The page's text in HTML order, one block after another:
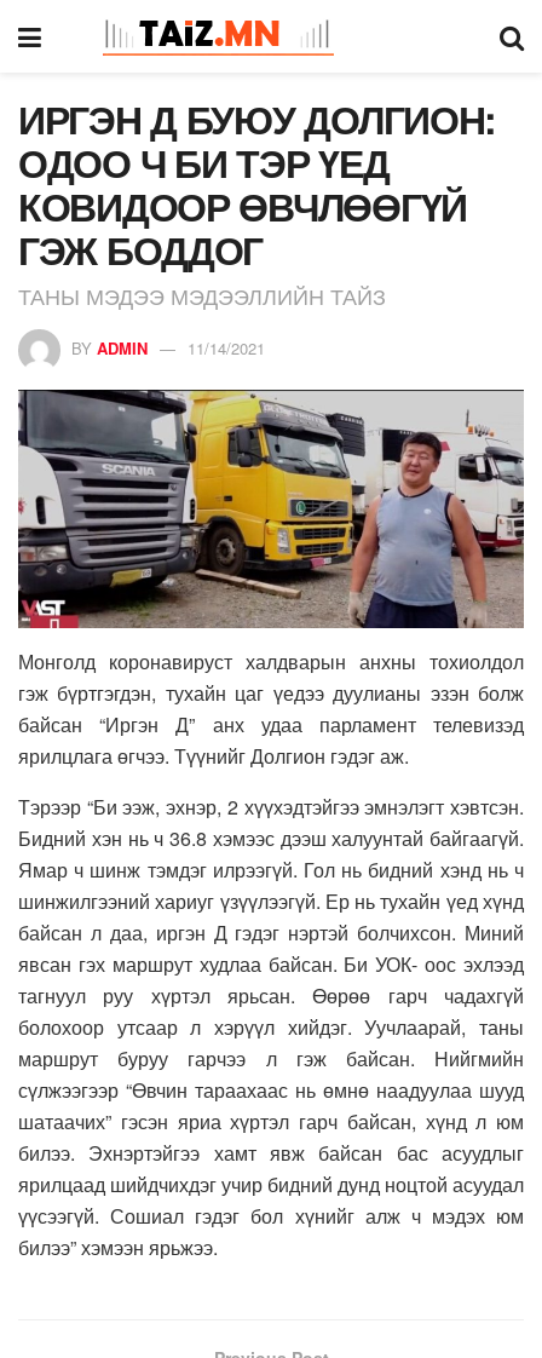
ИРГЭН Д БУЮУ ДОЛГИОН:
ОДОО Ч БИ ТЭР ҮЕД
КОВИДООР ӨВЧЛӨӨГҮЙ
ГЭЖ БОДДОГ
ТАНЫ МЭДЭЭ МЭДЭЭЛЛИЙН ТАЙЗ
BY ADMIN 11/14/2021
Монголд коронавируст халдварын анхны тохиолдол
гэж бүртгэгдэн, тухайн цаг үедээ дуулианы эзэн болж
байсан “Иргэн Д” анх удаа парламент телевизэд
ярилцлага өгчээ. Түүнийг Долгион гэдэг аж.
Тэрээр “Би ээж, эхнэр, 2 хүүхэдтэйгээ эмнэлэгт хэвтсэн.
Бидний хэн нь ч 36.8 хэмээс дээш халуунтай байгаагүй.
Ямар ч шинж тэмдэг илрээгүй. Гол нь бидний хэнд нь ч
шинжилгээний хариуг үзүүлээгүй. Ер нь тухайн үед хүнд
байсан л даа, иргэн Д гэдэг нэртэй болчихсон. Миний
явсан гэх маршрут худлаа байсан. Би УОК- оос эхлээд
тагнуул руу хүртэл ярьсан. Өөрөө гарч чадахгүй
болохоор утсаар л хэрүүл хийдэг. Уучлаарай, таны
маршрут буруу гарчээ л гэж байсан. Нийгмийн
сүлжээгээр “Өвчин тараахаас нь өмнө наадуулаа шууд
шатаачих” гэсэн яриа хүртэл гарч байсан, хүнд л юм
билээ. Эхнэртэйгээ хамт явж байсан бас асуудлыг
ярилцаад шийдчихдэг учир бидний дунд ноцтой асуудал
үүсээгүй. Сошиал гэдэг бол хүнийг алж ч мэдэх юм
билээ” хэмээн ярьжээ.